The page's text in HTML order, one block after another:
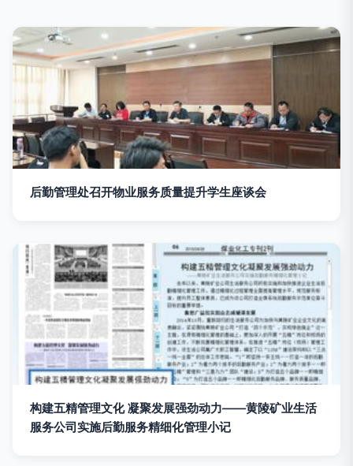
后勤管理处召开物业服务质量提升学生座谈会
构建五精管理文化 凝聚发展强劲动力——黄陵矿业生活
服务公司实施后勤服务精细化管理小记